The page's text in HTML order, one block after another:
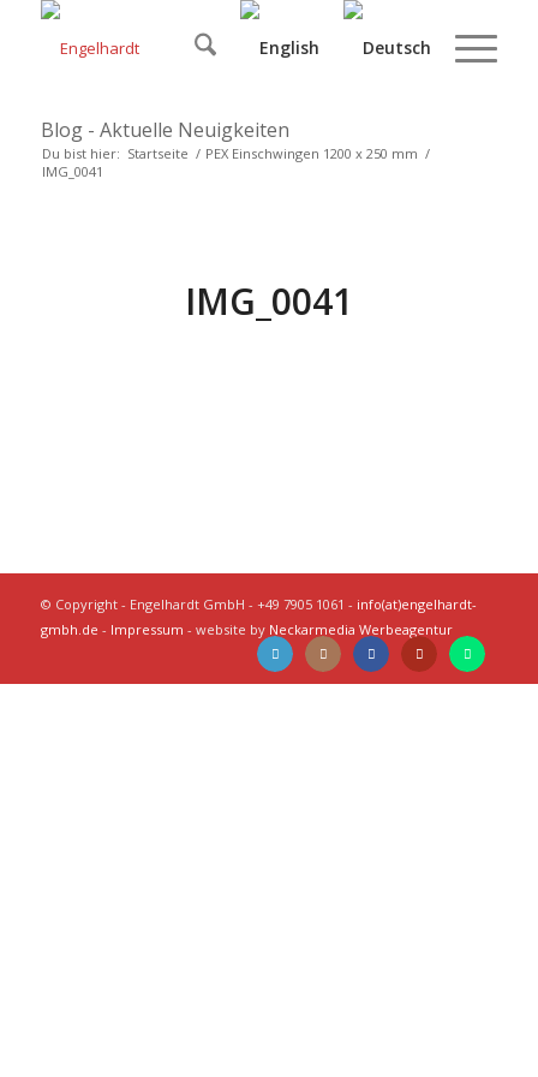
Blog - Aktuelle Neuigkeiten
Du bist hier: Startseite / PEX Einschwingen 1200 x 250 mm /
IMG_0041
IMG_0041
© Copyright - Engelhardt GmbH - +49 7905 1061 - info(at)engelhardt-
gmbh.de - Impressum - website by Neckarmedia Werbeagentur